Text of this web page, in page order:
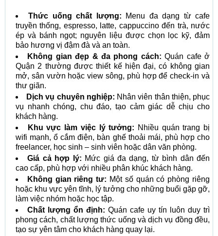
Thức uống chất lượng: Menu đa dạng từ cafe
truyền thống, espresso, latte, cappuccino đến trà, nước
ép và bánh ngọt; nguyên liệu được chọn lọc kỹ, đảm
bảo hương vị đậm đà và an toàn.
Không gian đẹp & đa phong cách: Quán cafe ở
Quận 2 thường được thiết kế hiện đại, có không gian
mở, sân vườn hoặc view sông, phù hợp để check-in và
thư giãn.
Dịch vụ chuyên nghiệp: Nhân viên thân thiện, phục
vụ nhanh chóng, chu đáo, tạo cảm giác dễ chịu cho
khách hàng.
Khu vực làm việc lý tưởng: Nhiều quán trang bị
wifi mạnh, ổ cắm điện, bàn ghế thoải mái, phù hợp cho
freelancer, học sinh – sinh viên hoặc dân văn phòng.
Giá cả hợp lý: Mức giá đa dạng, từ bình dân đến
cao cấp, phù hợp với nhiều phân khúc khách hàng.
Không gian riêng tư: Một số quán có phòng riêng
hoặc khu vực yên tĩnh, lý tưởng cho những buổi gặp gỡ,
làm việc nhóm hoặc học tập.
Chất lượng ổn định: Quán cafe uy tín luôn duy trì
phong cách, chất lượng thức uống và dịch vụ đồng đều,
tạo sự yên tâm cho khách hàng quay lại.